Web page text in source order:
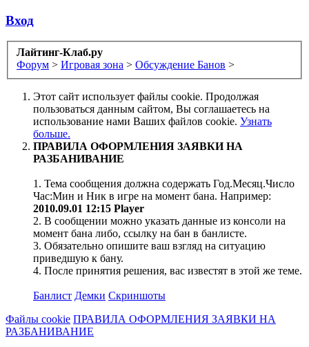
Вход
Лайтинг-Клаб.ру
Форум > Игровая зона > Обсуждение Банов >
Этот сайт использует файлы cookie. Продолжая
пользоваться данным сайтом, Вы соглашаетесь на
использование нами Ваших файлов cookie. Узнать
больше.
ПРАВИЛА ОФОРМЛЕНИЯ ЗАЯВКИ НА
РАЗБАНИВАНИЕ
1. Тема сообщения должна содержать Год.Месяц.Число
Час:Мин и Ник в игре на момент бана. Например:
2010.09.01 12:15 Player
2. В сообщении можно указать данные из консоли на
момент бана либо, ссылку на бан в банлисте.
3. Обязательно опишите ваш взгляд на ситуацию
приведшую к бану.
4. После принятия решения, вас известят в этой же теме.
Банлист Демки Скриншоты
Файлы cookie ПРАВИЛА ОФОРМЛЕНИЯ ЗАЯВКИ НА
РАЗБАНИВАНИЕ